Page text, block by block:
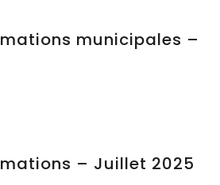
municipales –
– Juillet 2025